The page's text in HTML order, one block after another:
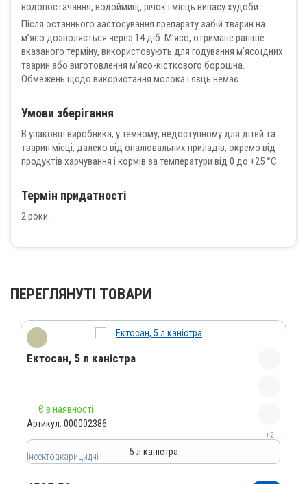
водопостачання, водоймищ, річок і місць випасу худоби.
Після останнього застосування препарату забій тварин на
м’ясо дозволяється через 14 діб. М’ясо, отримане раніше
вказаного терміну, використовують для годування м’ясоїдних
тварин або виготовлення м’ясо-кісткового борошна.
Обмежень щодо використання молока і яєць немає.
Умови зберігання
В упаковці виробника, у темному, недоступному для дітей та
тварин місці, далеко від опалювальних приладів, окремо від
продуктів харчування і кормів за температури від 0 до +25 °С.
Термін придатності
2 роки.
ПЕРЕГЛЯНУТІ ТОВАРИ
Інсектоакарицидні
Ектосан, 5 л каністра
+2
Назва препарату
Ектосан
Артикул
000002386
Є в наявності
Артикул: 000002386
5 л каністра